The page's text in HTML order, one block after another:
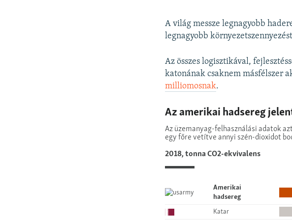
A világ messze legnagyobb
legnagyobb
Az összes logisztikával,
katonának csaknem másfélszer
milliomosnak.